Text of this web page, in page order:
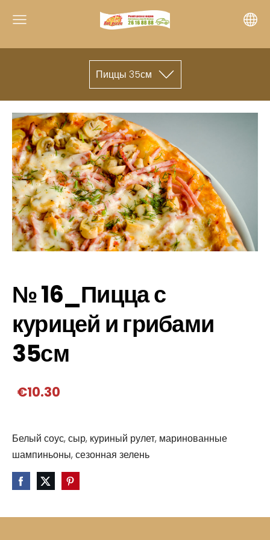
Пиццы 35см
№ 16_Пицца с
курицей и грибами
35см
€10.30
Белый соус, сыр, куриный рулет, маринованные
шампиньоны, сезонная зелень